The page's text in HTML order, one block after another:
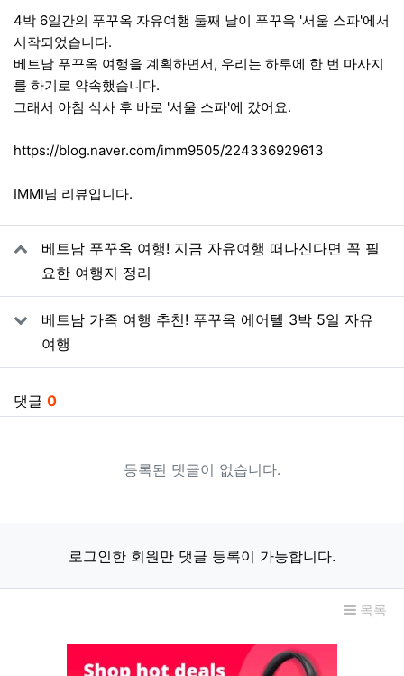
4박 6일간의 푸꾸옥 자유여행 둘째 날이 푸꾸옥 '서울 스파'에서
시작되었습니다.
베트남 푸꾸옥 여행을 계획하면서, 우리는 하루에 한 번 마사지
를 하기로 약속했습니다.
그래서 아침 식사 후 바로 '서울 스파'에 갔어요.
https://blog.naver.com/imm9505/224336929613
IMMI님 리뷰입니다.
관련자료
베트남 푸꾸옥 여행! 지금 자유여행 떠나신다면 꼭 필
요한 여행지 정리
베트남 가족 여행 추천! 푸꾸옥 에어텔 3박 5일 자유
여행
댓글 0
등록된 댓글이 없습니다.
로그인한 회원만 댓글 등록이 가능합니다.
목록